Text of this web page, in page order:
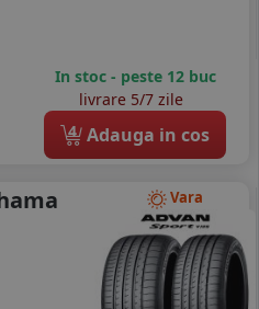
In stoc - peste 12 buc
livrare 5/7 zile
4 Adauga in cos
Vara